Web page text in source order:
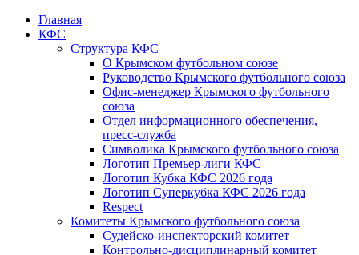
Главная
КФС
Структура КФС
О Крымском футбольном союзе
Руководство Крымского футбольного союза
Офис-менеджер Крымского футбольного
союза
Отдел информационного обеспечения,
пресс-служба
Символика Крымского футбольного союза
Логотип Премьер-лиги КФС
Логотип Кубка КФС 2026 года
Логотип Суперкубка КФС 2026 года
Respect
Комитеты Крымского футбольного союза
Судейско-инспекторский комитет
Контрольно-дисциплинарный комитет